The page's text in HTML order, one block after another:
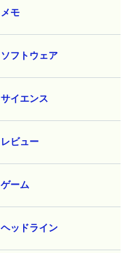
メモ
ソフトウェア
サイエンス
レビュー
ゲーム
ヘッドライン